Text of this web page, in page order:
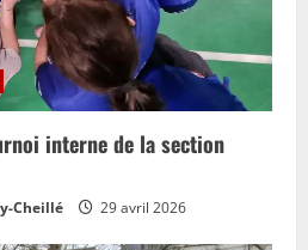
interne de la section
Cheillé 29 avril 2026